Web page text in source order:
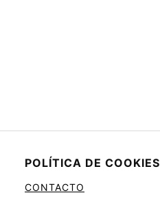
POLÍTICA DE COOKIES
CONTACTO